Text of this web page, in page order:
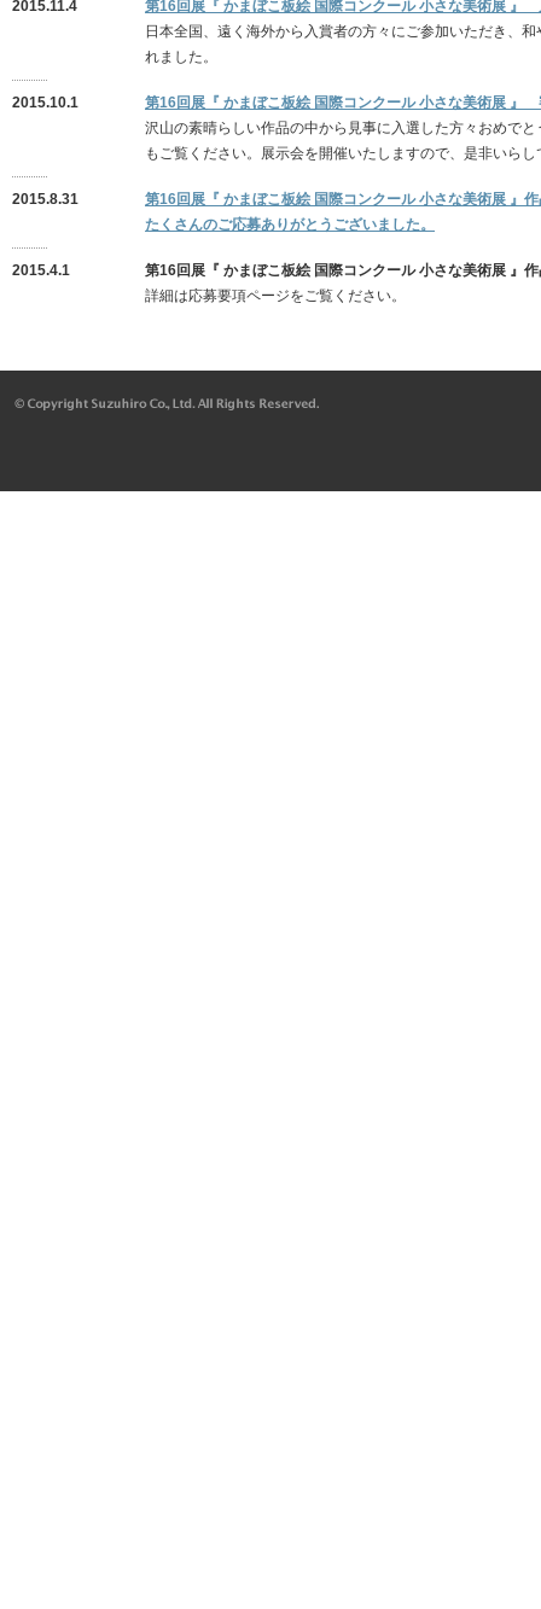
2015.11.4
第16回展『 かまぼこ板絵 国際コンクール 小さな美術展 』
日本全国、遠く海外から入賞者の方々にご参加いただき、
れました。
2015.10.1
第16回展『 かまぼこ板絵 国際コンクール 小さな美術展 』
沢山の素晴らしい作品の中から見事に入選した方々おめで
もご覧ください。展示会を開催いたしますので、是非いら
2015.8.31
第16回展『 かまぼこ板絵 国際コンクール 小さな美術展 』
たくさんのご応募ありがとうございました。
2015.4.1
第16回展『 かまぼこ板絵 国際コンクール 小さな美術展 』
詳細は応募要項ページをご覧ください。